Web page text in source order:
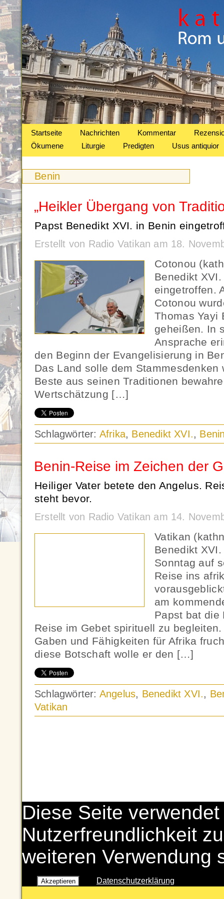
Startseite Nachrichten Kommentar
Ökumene
Liturgie Predigten Usus antiquior
Benin
„Heikler Übergang von
Papst Benedikt XVI. in Benin
Erstellt von Radio Vatikan am 18.
Cotonou
Benedikt
eingetroffen.
Cotonou
Thomas Yayi
geheißen. In
Ansprache
den Beginn der Evangelisierung in
Das Land solle dem Stammesdenken
Beste aus seinen Traditionen
Wertschätzung […]
Schlagwörter: Afrika, Benedikt XVI.,
Benin-Reise im Zeichen der
Heiliger Vater betete den Angelus.
steht bevor.
Erstellt von Radio Vatikan am 14.
Vatikan
Benedikt
Sonntag auf
Reise ins
am
Papst bat die
Reise im Gebet spirituell zu
Gaben und Fähigkeiten für Afrika
diese Botschaft wolle er den […]
Schlagwörter: Angelus, Benedikt XVI.,
Vatikan
Diese Seite
Nutzerfreundlichkeit
weiteren Verwendung
Akzeptieren Datenschutzerklärung